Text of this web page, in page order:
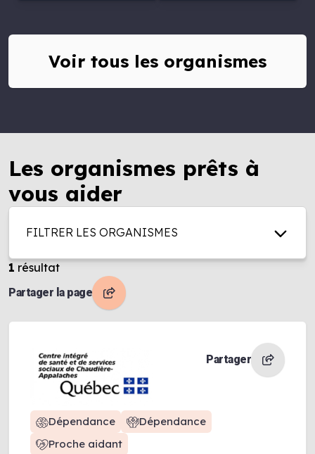
Voir tous les organismes
Les organismes prêts à
vous aider
FILTRER LES ORGANISMES
1 résultat
Partager la page
Partager
Dépendance
Dépendance
Proche aidant